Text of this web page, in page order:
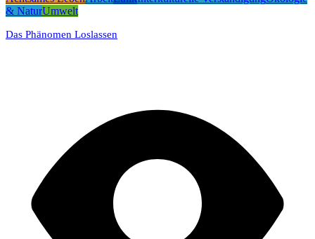
& NaturUmwelt
Das Phänomen Loslassen